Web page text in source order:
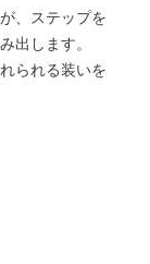
、ステップを
出します。
られる装いを